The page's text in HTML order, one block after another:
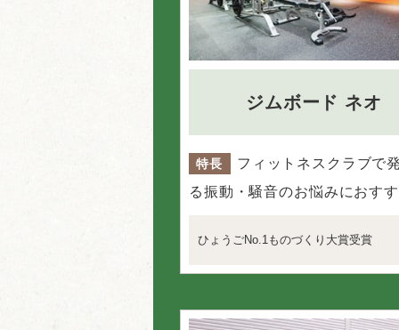
ジムボード ネオ
特長
フィットネスクラブで
る振動・騒音のお悩みにおす
ひょうごNo.1ものづくり大賞受賞